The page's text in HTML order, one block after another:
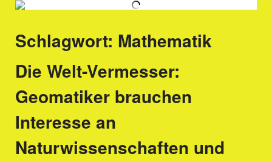
Schlagwort: Mathematik
Die Welt-Vermesser:
Geomatiker brauchen
Interesse an
Naturwissenschaften und